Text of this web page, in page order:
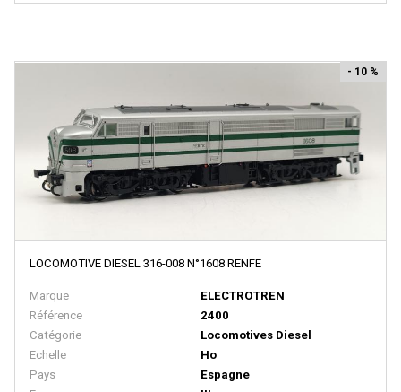
Minitrains
MINITRIX
MISTRAL
MKD - Marque Disparue
MMM RG - Marque Disparue Finition Annees 70
MODELBEX
Modell-Einsenbahen - Buhler
Modellauto
LOCOMOTIVE DIESEL 316-008 N°1608 RENFE
Marque
ELECTROTREN
Référence
2400
Catégorie
Locomotives Diesel
Echelle
Ho
Pays
Espagne
- 10 %